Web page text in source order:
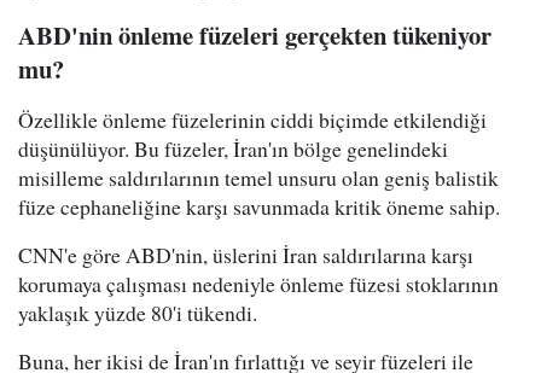
ABD'nin önleme füzeleri gerçekten tükeniyor
mu?
Özellikle önleme füzelerinin ciddi biçimde etkilendiği
düşünülüyor. Bu füzeler, İran'ın bölge genelindeki
misilleme saldırılarının temel unsuru olan geniş balistik
füze cephaneliğine karşı savunmada kritik öneme sahip.
CNN'e göre ABD'nin, üslerini İran saldırılarına karşı
korumaya çalışması nedeniyle önleme füzesi stoklarının
yaklaşık yüzde 80'i tükendi.
Buna, her ikisi de İran'ın fırlattığı ve seyir füzeleri ile